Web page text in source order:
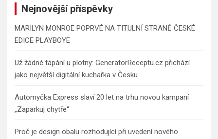
Nejnovější příspěvky
MARILYN MONROE POPRVÉ NA TITULNÍ STRANĚ ČESKÉ
EDICE PLAYBOYE
Už žádné tápání u plotny: GeneratorReceptu.cz přichází
jako největší digitální kuchařka v Česku
Automyčka Express slaví 20 let na trhu novou kampaní
„Zaparkuj chytře“
Proč je design obalu rozhodující při uvedení nového